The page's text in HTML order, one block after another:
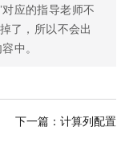
对应的指导老师不
了，所以不会出
中。
下一篇： 计算列配置